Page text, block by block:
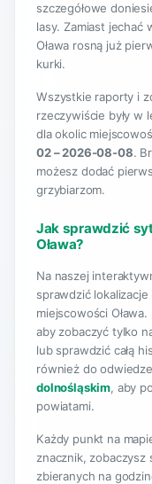
szczegółowe
lasy. Zamiast jechać
Oława rosną już
kurki.
Wszystkie raporty i
rzeczywiście były w
dla okolic
02 – 2026-08-08.
możesz dodać
grzybiarzom.
Jak sprawdzić
Oława?
Na naszej
sprawdzić lokalizacje
miejscowości
aby zobaczyć tylko
lub sprawdzić całą
również do
dolnośląskim, aby
powiatami.
Każdy punkt na
znacznik, zobaczysz
zbieranych na